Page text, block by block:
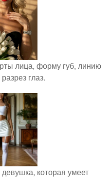
лица, форму губ, линию
глаз.
которая умеет